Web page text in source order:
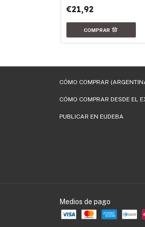
€21,92
CÓMO COMPRAR
CÓMO COMPRAR DESDE EL
PUBLICAR EN EUDEBA
Medios de pago